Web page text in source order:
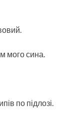
мого сина.
по підлозі.